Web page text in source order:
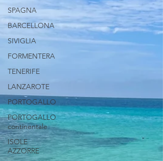
SPAGNA
BARCELLONA
SIVIGLIA
FORMENTERA
TENERIFE
LANZAROTE
PORTOGALLO
PORTOGALLO
continentale
ISOLE
AZZORRE